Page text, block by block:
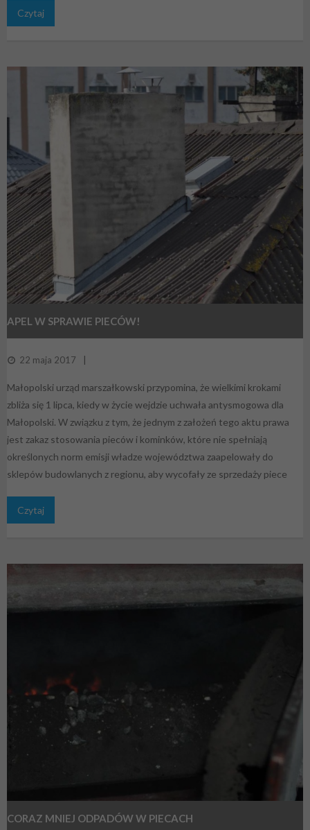
Czytaj
APEL W SPRAWIE PIECÓW!
22 maja 2017
Małopolski urząd marszałkowski przypomina, że wielkimi krokami
zbliża się 1 lipca, kiedy w życie wejdzie uchwała antysmogowa dla
Małopolski. W związku z tym, że jednym z założeń tego aktu prawa
jest zakaz stosowania pieców i kominków, które nie spełniają
określonych norm emisji władze województwa zaapelowały do
sklepów budowlanych z regionu, aby wycofały ze sprzedaży piece
Czytaj
CORAZ MNIEJ ODPADÓW W PIECACH